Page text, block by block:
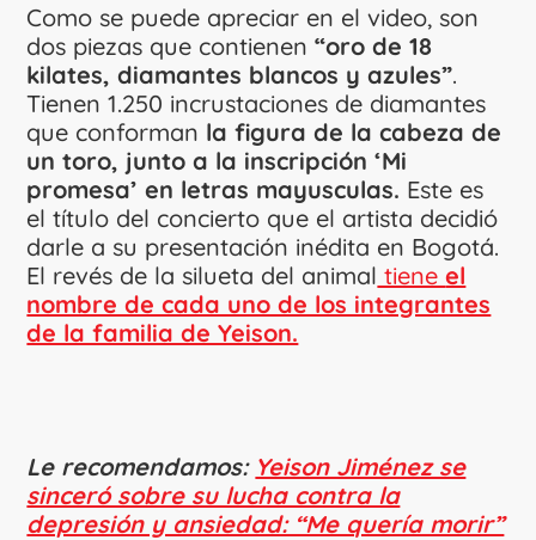
Como se puede apreciar en el video, son
dos piezas que contienen“oro de 18
kilates, diamantes blancos y azules”.
Tienen 1.250 incrustaciones de diamantes
que conforman la figura de la cabeza de
un toro, junto a la inscripción ‘Mi
promesa’ en letras mayusculas. Este es
el título del concierto que el artista decidió
darle a su presentación inédita en Bogotá.
El revés de la silueta del animal tieneel
nombre de cada uno de los integrantes
de la familia de Yeison.
Le recomendamos: Yeison Jiménez se
sinceró sobre su lucha contra la
depresión y ansiedad: “Me quería morir”